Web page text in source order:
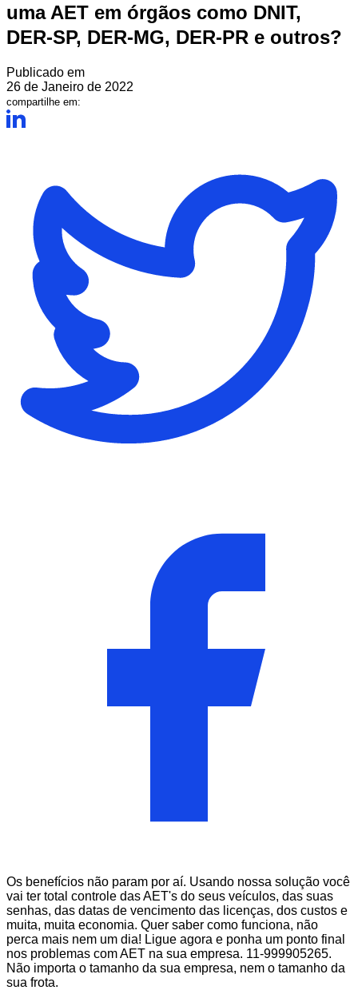
uma AET em órgãos como DNIT,
DER-SP, DER-MG, DER-PR e outros?
Publicado em
26 de Janeiro de 2022
compartilhe em:
Os benefícios não param por aí. Usando nossa solução você
vai ter total controle das AET's do seus veículos, das suas
senhas, das datas de vencimento das licenças, dos custos e
muita, muita economia. Quer saber como funciona, não
perca mais nem um dia! Ligue agora e ponha um ponto final
nos problemas com AET na sua empresa. 11-999905265.
Não importa o tamanho da sua empresa, nem o tamanho da
sua frota.